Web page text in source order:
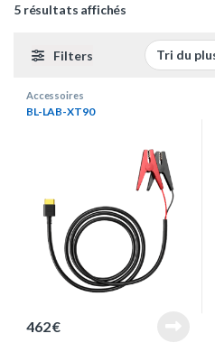
5 résultats affichés
Filters
Accessoires
BL-LAB-XT90
462€